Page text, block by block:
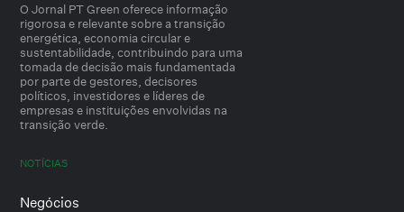
O Jornal PT Green oferece informação
rigorosa e relevante sobre a transição
energética, economia circular e
sustentabilidade, contribuindo para uma
tomada de decisão mais fundamentada
por parte de gestores, decisores
políticos, investidores e líderes de
empresas e instituições envolvidas na
transição verde.
NOTÍCIAS
Negócios